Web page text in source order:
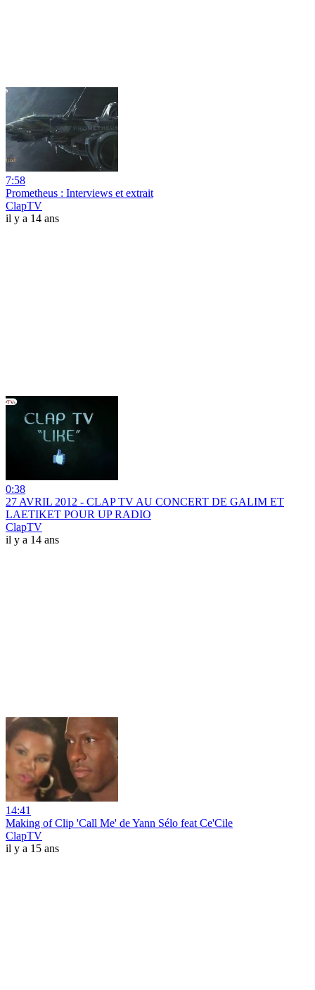
7:58
Prometheus : Interviews et extrait
ClapTV
il y a 14 ans
0:38
27 AVRIL 2012 - CLAP TV AU CONCERT DE GALIM ET
LAETIKET POUR UP RADIO
ClapTV
il y a 14 ans
14:41
Making of Clip 'Call Me' de Yann Sélo feat Ce'Cile
ClapTV
il y a 15 ans